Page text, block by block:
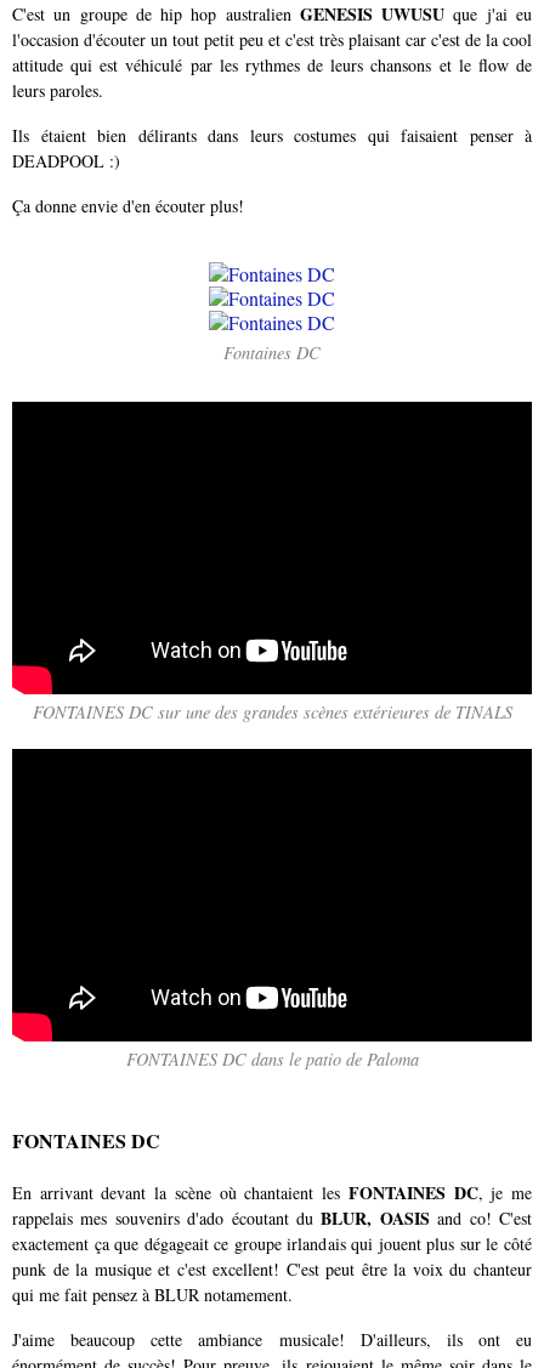
C'est un groupe de hip hop australien GENESIS UWUSU que j'ai eu
l'occasion d'écouter un tout petit peu et c'est très plaisant car c'est de la cool
attitude qui est véhiculé par les rythmes de leurs chansons et le flow de
leurs paroles.
Ils étaient bien délirants dans leurs costumes qui faisaient penser à
DEADPOOL :)
Ça donne envie d'en écouter plus!
Fontaines DC
FONTAINES DC sur une des grandes scènes extérieures de TINALS
FONTAINES DC dans le patio de Paloma
FONTAINES DC
En arrivant devant la scène où chantaient les FONTAINES DC, je me
rappelais mes souvenirs d'ado écoutant duBLUR, OASIS and co! C'est
exactement ça que dégageait ce groupe irlandais qui jouent plus sur le côté
punk de la musique et c'est excellent! C'est peut être la voix du chanteur
qui me fait pensez à BLUR notamement.
J'aime beaucoup cette ambiance musicale! D'ailleurs, ils ont eu